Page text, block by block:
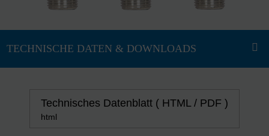
Technisches Datenblatt ( HTML / PDF )
html